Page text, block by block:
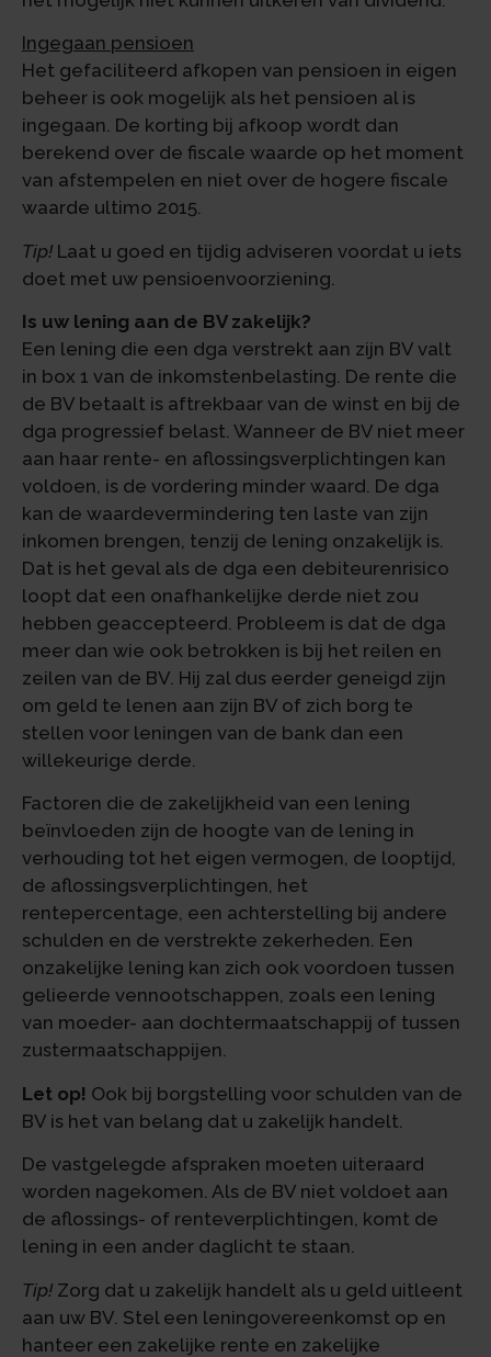
Ingegaan pensioen
Het gefaciliteerd afkopen van pensioen in eigen
beheer is ook mogelijk als het pensioen al is
ingegaan. De korting bij afkoop wordt dan
berekend over de fiscale waarde op het moment
van afstempelen en niet over de hogere fiscale
waarde ultimo 2015.
Tip! Laat u goed en tijdig adviseren voordat u iets
doet met uw pensioenvoorziening.
Is uw lening aan de BV zakelijk?
Een lening die een dga verstrekt aan zijn BV valt
in box 1 van de inkomstenbelasting. De rente die
de BV betaalt is aftrekbaar van de winst en bij de
dga progressief belast. Wanneer de BV niet meer
aan haar rente- en aflossingsverplichtingen kan
voldoen, is de vordering minder waard. De dga
kan de waardevermindering ten laste van zijn
inkomen brengen, tenzij de lening onzakelijk is.
Dat is het geval als de dga een debiteurenrisico
loopt dat een onafhankelijke derde niet zou
hebben geaccepteerd. Probleem is dat de dga
meer dan wie ook betrokken is bij het reilen en
zeilen van de BV. Hij zal dus eerder geneigd zijn
om geld te lenen aan zijn BV of zich borg te
stellen voor leningen van de bank dan een
willekeurige derde.
Factoren die de zakelijkheid van een lening
beïnvloeden zijn de hoogte van de lening in
verhouding tot het eigen vermogen, de looptijd,
de aflossingsverplichtingen, het
rentepercentage, een achterstelling bij andere
schulden en de verstrekte zekerheden. Een
onzakelijke lening kan zich ook voordoen tussen
gelieerde vennootschappen, zoals een lening
van moeder- aan dochtermaatschappij of tussen
zustermaatschappijen.
Let op! Ook bij borgstelling voor schulden van de
BV is het van belang dat u zakelijk handelt.
De vastgelegde afspraken moeten uiteraard
worden nagekomen. Als de BV niet voldoet aan
de aflossings- of renteverplichtingen, komt de
lening in een ander daglicht te staan.
Tip! Zorg dat u zakelijk handelt als u geld uitleent
aan uw BV. Stel een leningovereenkomst op en
hanteer een zakelijke rente en zakelijke